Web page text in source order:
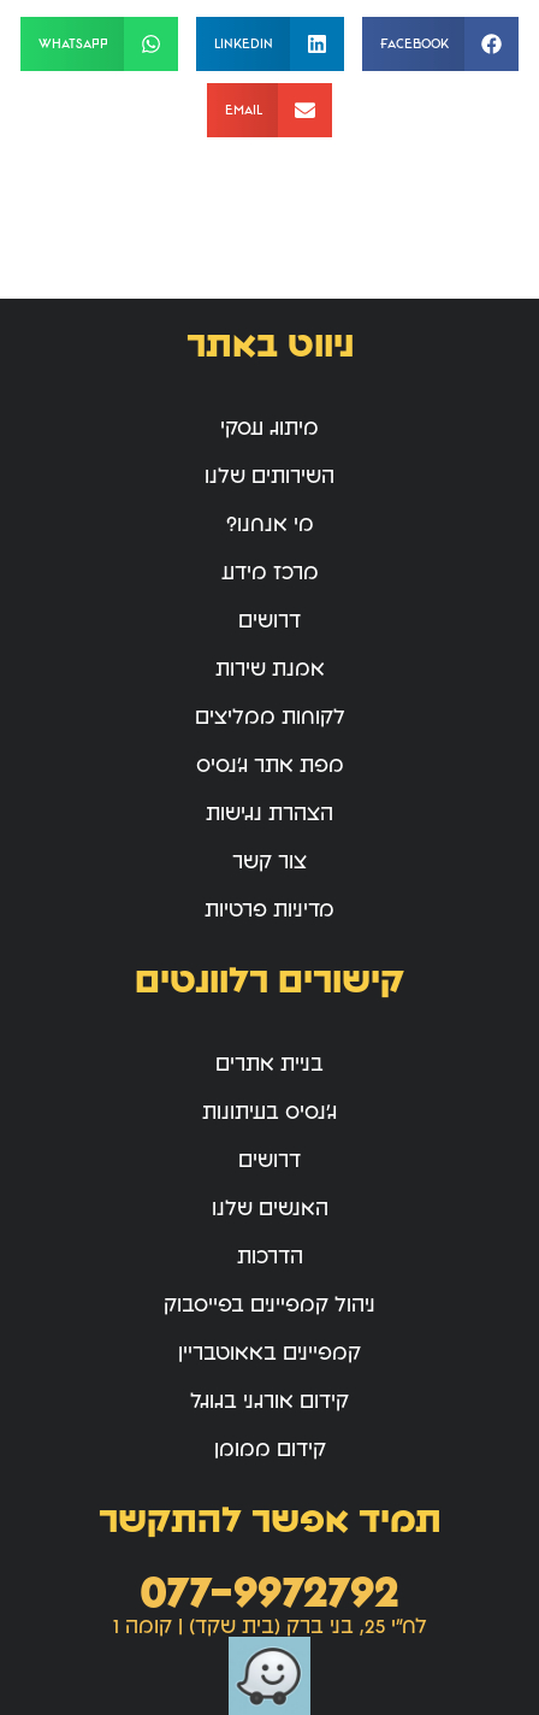
Facebook
LinkedIn
WhatsApp
Email
ניווט באתר
מיתוג עסקי
השירותים שלנו
מי אנחנו?
מרכז מידע
דרושים
אמנת שירות
לקוחות ממליצים
מפת אתר ג’נסיס
הצהרת נגישות
צור קשר
מדיניות פרטיות
קישורים רלוונטים
בניית אתרים
ג’נסיס בעיתונות
דרושים
האנשים שלנו
הדרכות
ניהול קמפיינים בפייסבוק
קמפיינים באאוטבריין
קידום אורגני בגוגל
קידום ממומן
תמיד אפשר להתקשר
077-9972792
לח"י 25, בני ברק (בית שקד) | קומה 1